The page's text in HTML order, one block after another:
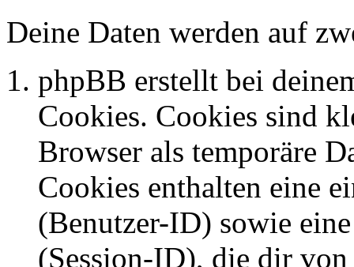
Deine Daten werden auf
phpBB erstellt bei
Cookies. Cookies sind
Browser als temporäre
Cookies enthalten eine
(Benutzer-ID) sowie
(Session-ID), die dir